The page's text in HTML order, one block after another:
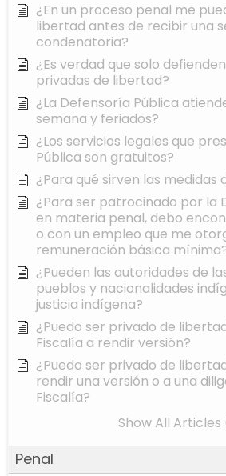
¿En un proceso penal me
libertad antes de recibir una
condenatoria?
¿Es verdad que solo
privadas de libertad?
¿La Defensoría Pública
semana y feriados?
¿Los servicios legales que
Pública son gratuitos?
¿Para qué sirven las medidas
¿Para ser patrocinado por la
en materia penal, debo
o con un empleo que me
remuneración básica
¿Pueden las autoridades de
pueblos y nacionalidades
justicia indígena?
¿Puedo ser privado de
Fiscalía a rendir versión?
¿Puedo ser privado de
rendir una versión o a una
Fiscalía?
Show All Articles
Penal